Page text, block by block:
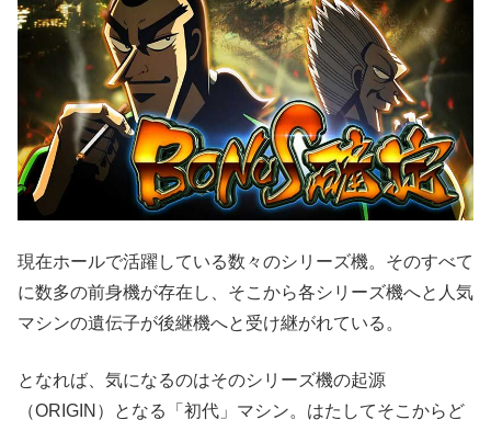
現在ホールで活躍している数々のシリーズ機。そのすべて
に数多の前身機が存在し、そこから各シリーズ機へと人気
マシンの遺伝子が後継機へと受け継がれている。
となれば、気になるのはそのシリーズ機の起源
（ORIGIN）となる「初代」マシン。はたしてそこからど